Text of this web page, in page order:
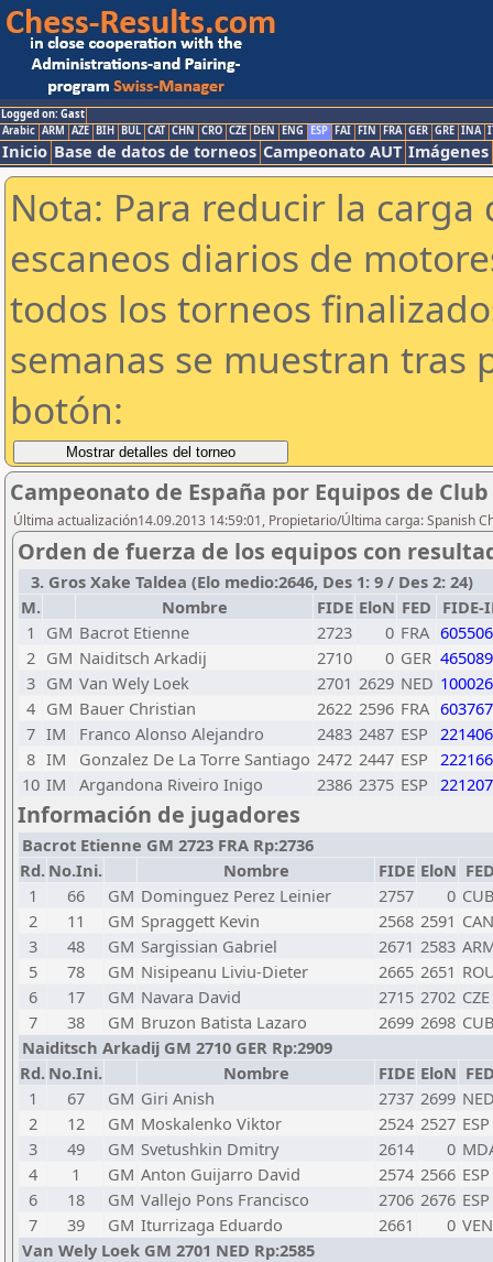
Logged on: Gast
Arabic ARM AZE BIH BUL CAT CHN CRO CZE DEN ENG ESP FAI FIN FRA GER GRE INA
Inicio Base de datos de torneos Campeonato AUT Imágenes
Nota: Para reducir la
escaneos diarios de
todos los torneos
semanas se muestran tras
botón:
Campeonato de España por Equipos de Club
Última actualización14.09.2013 14:59:01, Propietario/Última carga: Spanish
Orden de fuerza de los equipos con
3. Gros Xake Taldea (Elo medio:2646, Des 1: 9 / Des 2: 24)
M.
Nombre FIDE EloN FED FIDE-
1
GM Bacrot Etienne 2723 0 FRA 605506
2 GM Naiditsch Arkadij 2710 0 GER
3 GM Van Wely Loek 2701 2629 NED
4 GM Bauer Christian 2622 2596 FRA 603767
7 IM Franco Alonso Alejandro 2483 2487 ESP
8 IM Gonzalez De La Torre Santiago 2472 2447 ESP
10 IM Argandona Riveiro Inigo 2386 2375 ESP
Información de jugadores
Bacrot Etienne GM 2723 FRA Rp:2736
Rd. No.Ini. Nombre FIDE EloN
1
66 GM Dominguez Perez Leinier 2757 0
2
11 GM Spraggett Kevin 2568 2591 CAN
3
48 GM Sargissian Gabriel 2671 2583
5
78 GM Nisipeanu Liviu-Dieter 2665 2651
6
17 GM Navara David 2715 2702 CZE
7
38 GM Bruzon Batista Lazaro 2699 2698
Naiditsch Arkadij GM 2710 GER Rp:2909
Rd. No.Ini. Nombre FIDE EloN
1
67 GM Giri Anish 2737 2699
2
12 GM Moskalenko Viktor 2524 2527 ESP
3
49 GM Svetushkin Dmitry 2614 0
4
1 GM Anton Guijarro David 2574 2566 ESP
6
18 GM Vallejo Pons Francisco 2706 2676 ESP
7
39 GM Iturrizaga Eduardo 2661 0 VEN
Van Wely Loek GM 2701 NED Rp:2585